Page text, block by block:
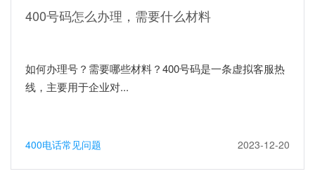
400号码怎么办理，需要什么材料
如何办理号？需要哪些材料？400号码是一条虚拟客服热
线，主要用于企业对...
400电话常见问题 2023-12-20